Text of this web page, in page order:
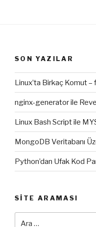
SON YAZILAR
Linux’ta Birkaç Komut –
nginx-generator ile
Linux Bash Script ile
MongoDB Veritabanı
Python’dan Ufak Kod
SITE ARAMASI